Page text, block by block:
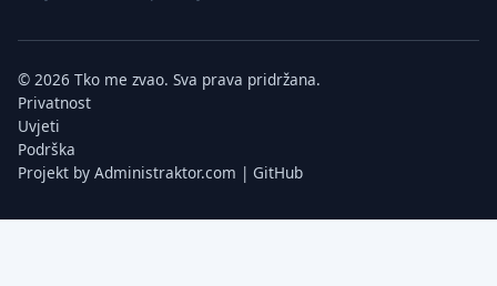
© 2026 Tko me zvao. Sva prava pridržana.
Privatnost
Uvjeti
Podrška
Projekt by Administraktor.com | GitHub